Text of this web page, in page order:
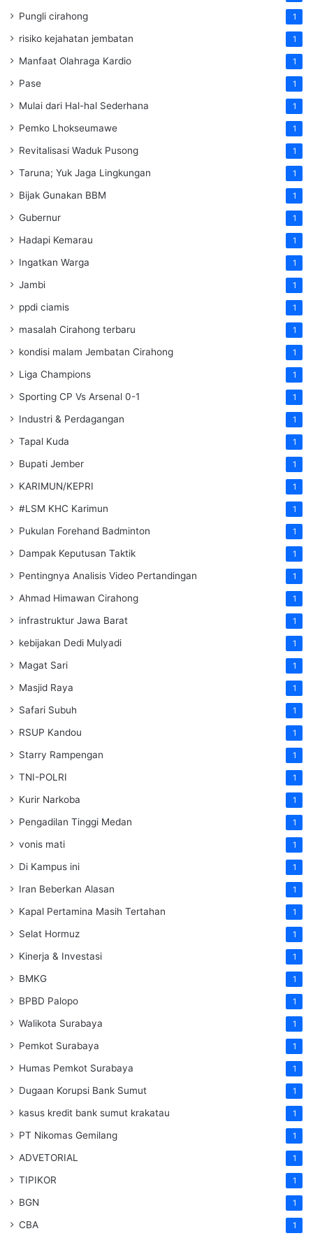
Pungli cirahong 1
risiko kejahatan jembatan 1
Manfaat Olahraga Kardio 1
Pase 1
Mulai dari Hal-hal Sederhana 1
Pemko Lhokseumawe 1
Revitalisasi Waduk Pusong 1
Taruna; Yuk Jaga Lingkungan 1
Bijak Gunakan BBM 1
Gubernur 1
Hadapi Kemarau 1
Ingatkan Warga 1
Jambi 1
ppdi ciamis 1
masalah Cirahong terbaru 1
kondisi malam Jembatan Cirahong 1
Liga Champions 1
Sporting CP Vs Arsenal 0-1 1
Industri & Perdagangan 1
Tapal Kuda 1
Bupati Jember 1
KARIMUN/KEPRI 1
#LSM KHC Karimun 1
Pukulan Forehand Badminton 1
Dampak Keputusan Taktik 1
Pentingnya Analisis Video Pertandingan 1
Ahmad Himawan Cirahong 1
infrastruktur Jawa Barat 1
kebijakan Dedi Mulyadi 1
Magat Sari 1
Masjid Raya 1
Safari Subuh 1
RSUP Kandou 1
Starry Rampengan 1
TNI-POLRI 1
Kurir Narkoba 1
Pengadilan Tinggi Medan 1
vonis mati 1
Di Kampus ini 1
Iran Beberkan Alasan 1
Kapal Pertamina Masih Tertahan 1
Selat Hormuz 1
Kinerja & Investasi 1
BMKG 1
BPBD Palopo 1
Walikota Surabaya 1
Pemkot Surabaya 1
Humas Pemkot Surabaya 1
Dugaan Korupsi Bank Sumut 1
kasus kredit bank sumut krakatau 1
PT Nikomas Gemilang 1
ADVETORIAL 1
TIPIKOR 1
BGN 1
CBA 1